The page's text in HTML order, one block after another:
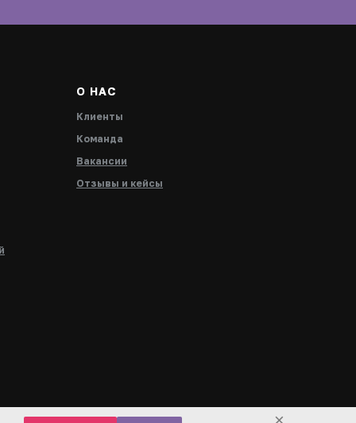
О НАС
Клиенты
Команда
Вакансии
Отзывы и кейсы